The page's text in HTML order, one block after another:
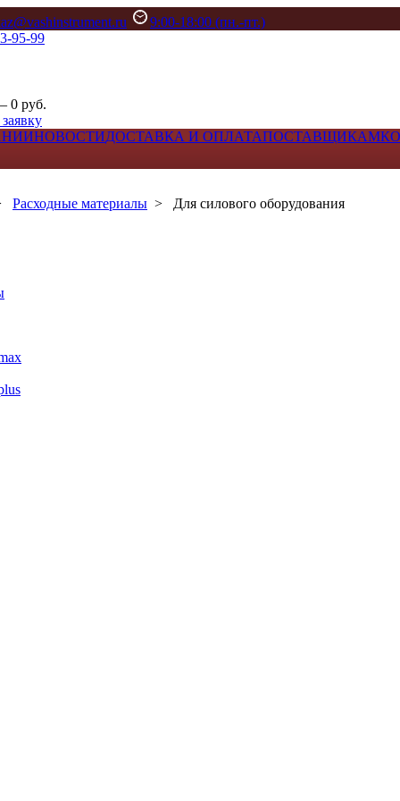
9:00-18:00 (пн.-пт.)
95-99
0 руб.
НОВОСТИДОСТАВКА И ОПЛАТАПОСТАВЩИКАМ
Расходные материалы > Для силового оборудования